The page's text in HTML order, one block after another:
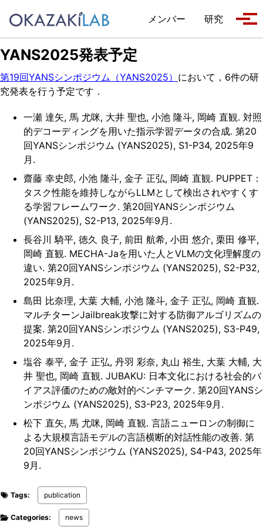
メンバー
研究
YANS2025発表予定
第19回YANSシンポジウム（YANS2025） において，6件の研
究発表を行う予定です．
一瀬 達矢, 馬 尤咪, 大井 聖也, 小池 隆斗, 岡崎 直観. 対照
的デコーディングを用いた指示学習データの合成. 第20
回YANSシンポジウム (YANS2025), S1-P34, 2025年9
月.
齋藤 幸史郎, 小池 隆斗, 金子 正弘, 岡崎 直観. PUPPET：
タスク性能を維持しながらLLMとして検出されやすくす
る学習フレームワーク. 第20回YANSシンポジウム
(YANS2025), S2-P13, 2025年9月.
長谷川 騎平, 徳久 良子, 前田 航希, 小田 悠介, 栗田 修平,
岡崎 直観. MECHA-Jaを用いた人とVLMの文化理解度の
違い. 第20回YANSシンポジウム (YANS2025), S2-P32,
2025年9月.
島田 比奈理, 大葉 大輔, 小池 隆斗, 金子 正弘, 岡崎 直観.
マルチターンJailbreak攻撃に対する防御アルゴリズムの
提案. 第20回YANSシンポジウム (YANS2025), S3-P49,
2025年9月.
塩谷 泰平, 金子 正弘, 丹羽 彩奈, 丸山 裕生, 大葉 大輔, 大
井 聖也, 岡崎 直観. JUBAKU: 日本文化における社会的バ
イアス評価のための敵対的ベンチマーク. 第20回YANSシ
ンポジウム (YANS2025), S3-P23, 2025年9月.
松下 直矢, 馬 尤咪, 岡崎 直観. 言語ニューロンの制御に
よる大規模言語モデルの言語横断的対話性能の改善. 第
20回YANSシンポジウム (YANS2025), S4-P43, 2025年
9月.
Tags: publication
Categories: news